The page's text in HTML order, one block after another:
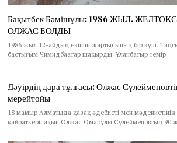
Бақытбек Бәмішұлы: 1986 ЖЫЛ.
ОЛЖАС БОЛДЫ
1986 жыл 12-айдың екінші жартысының бір күні. Таңғы
бастығым Чимидбаатар шақырды. Ұланбатыр темір
Дәуірдің дара тұлғасы: Олжас
мерейтойы
18 мамыр Алматыда қазақ әдебиеті мен
қайраткері, ақын Олжас Омарұлы Сүлейменовтың 90